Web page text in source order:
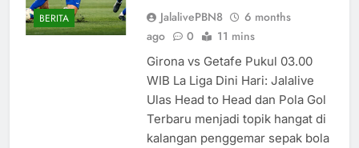
BERITA JalalivePBN8
6 months
ago
0 11 mins
Girona vs Getafe Pukul 03.00
WIB La Liga Dini Hari: Jalalive
Ulas Head to Head dan Pola Gol
Terbaru menjadi topik hangat di
kalangan penggemar sepak bola